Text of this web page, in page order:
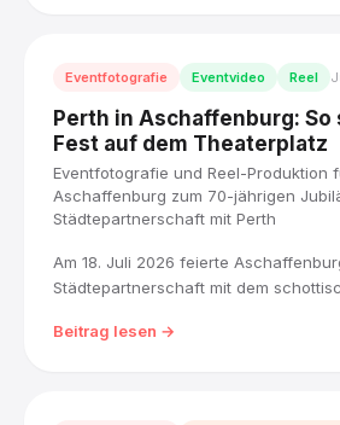
Eventfotografie Eventvideo Reel
Perth in Aschaffenburg: So
Fest auf dem Theaterplatz
Eventfotografie und Reel-Produktion
Aschaffenburg zum 70-jährigen
Städtepartnerschaft mit Perth
Am 18. Juli 2026 feierte
Städtepartnerschaft mit dem
Jubiläumsfest auf dem Theaterplatz
Beitrag lesen →